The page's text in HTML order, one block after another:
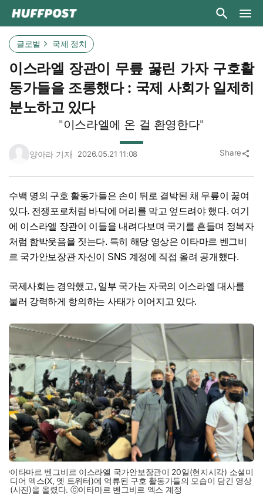
글로벌 국제 정치
이스라엘 장관이 무릎 꿇린 가자 구호활
동가들을 조롱했다 : 국제 사회가 일제히
분노하고 있다
"이스라엘에 온 걸 환영한다"
양아라 기자 2026.05.21 11:08 Share share
수백 명의 구호 활동가들은 손이 뒤로 결박된 채 무릎이 꿇여
있다. 전쟁포로처럼 바닥에 머리를 막고 엎드려야 했다. 여기
에 이스라엘 장관이 이들을 내려다보며 국기를 흔들며 정복자
처럼 함박웃음을 짓는다. 특히 해당 영상은 이타마르 벤그비
르 국가안보장관 자신이 SNS 계정에 직접 올려 공개했다.
국제사회는 경악했고, 일부 국가는 자국의 이스라엘 대사를
불러 강력하게 항의하는 사태가 이어지고 있다.
이타마르 벤그비르 이스라엘 국가안보장관이 20일(현지시각) 소셜미
디어 엑스(X, 옛 트위터)에 억류된 구호 활동가들의 모습이 담긴 영상
(사진)을 올렸다. ⓒ이타마르 벤그비르 엑스 계정